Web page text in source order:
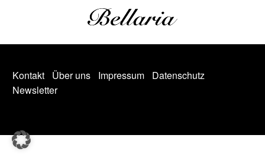
Kontakt Über uns Impressum
Datenschutz
Newsletter